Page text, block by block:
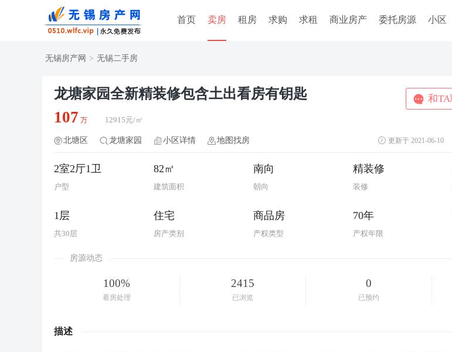
首页 卖房 租房 求购 求租 商业房产 委托房源 小区
无锡房产网 > 无锡二手房
龙塘家园全新精装修包含土出看房有钥匙
107 万 12915元/㎡
北塘区 龙塘家园 小区详情 地图找房 更新于 2021-06-10
2室2厅1卫
户型
82㎡
建筑面积
南向
朝向
精装修
装修
1层
共30层
住宅
房产类别
商品房
产权类型
70年
产权年限
房源动态
100%
看房处理
2415
已浏览
0
已预约
描述